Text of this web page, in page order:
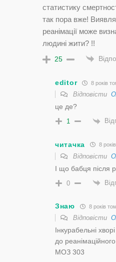
статистику
так пора вже!
реанімації може
людині жити? !!
25
editor 8 років
Відповісти
це де?
1
читачка 8
Відповісти
І що бабця після
0
Знаю 8 років
Відповісти
Інкурабельні
до
МОЗ 303